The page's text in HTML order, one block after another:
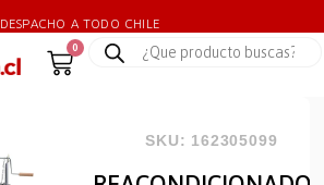
DESPACHO A TODO CHILE
0
SKU: 162305099